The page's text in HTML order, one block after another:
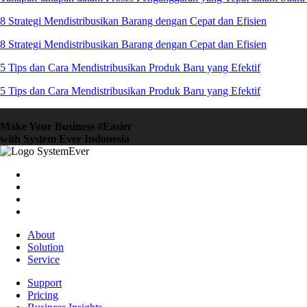
8 Strategi Mendistribusikan Barang dengan Cepat dan Efisien
8 Strategi Mendistribusikan Barang dengan Cepat dan Efisien
5 Tips dan Cara Mendistribusikan Produk Baru yang Efektif
5 Tips dan Cara Mendistribusikan Produk Baru yang Efektif
Make Your Business #Easier
with System Ever Indonesia
About
Solution
Service
Support
Pricing